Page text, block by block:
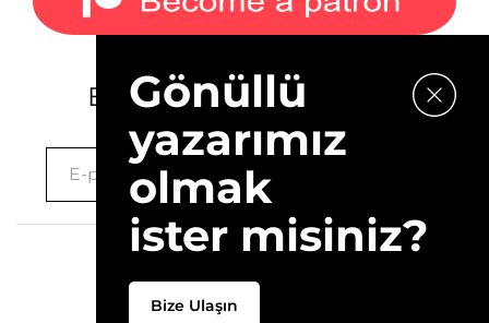
E-bültenimize kaydolun.
Hakkımızda
Gönüllü
yazarımız
olmak
ister misiniz?
Bize Ulaşın